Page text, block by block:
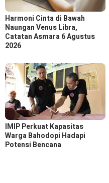
Harmoni Cinta di Bawah
Naungan Venus Libra,
Catatan Asmara 6 Agustus
2026
IMIP Perkuat Kapasitas
Warga Bahodopi Hadapi
Potensi Bencana